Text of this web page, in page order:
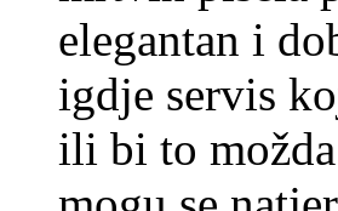
elegantan i
igdje servis
ili bi to